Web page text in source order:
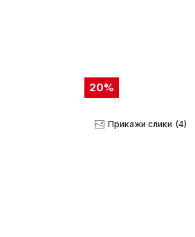
20%
Прикажи слики (4)